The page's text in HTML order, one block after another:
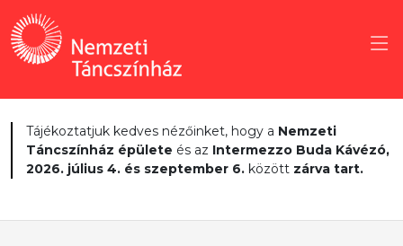
Tájékoztatjuk kedves nézőinket, hogy a Nemzeti
Táncszínház épülete és az Intermezzo Buda Kávézó,
2026. július 4. és szeptember 6. között zárva tart.